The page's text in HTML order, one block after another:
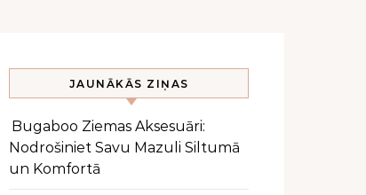
JAUNĀKĀS ZIŅAS
Bugaboo Ziemas Aksesuāri:
Nodrošiniet Savu Mazuli Siltumā
un Komfortā